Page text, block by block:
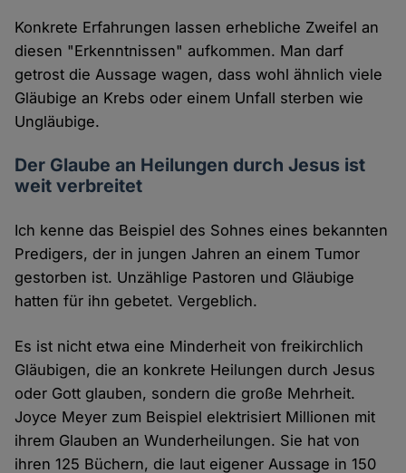
Konkrete Erfahrungen lassen erhebliche Zweifel an
diesen "Erkenntnissen" aufkommen. Man darf
getrost die Aussage wagen, dass wohl ähnlich viele
Gläubige an Krebs oder einem Unfall sterben wie
Ungläubige.
Der Glaube an Heilungen durch Jesus ist
weit verbreitet
Ich kenne das Beispiel des Sohnes eines bekannten
Predigers, der in jungen Jahren an einem Tumor
gestorben ist. Unzählige Pastoren und Gläubige
hatten für ihn gebetet. Vergeblich.
Es ist nicht etwa eine Minderheit von freikirchlich
Gläubigen, die an konkrete Heilungen durch Jesus
oder Gott glauben, sondern die große Mehrheit.
Joyce Meyer zum Beispiel elektrisiert Millionen mit
ihrem Glauben an Wunderheilungen. Sie hat von
ihren 125 Büchern, die laut eigener Aussage in 150